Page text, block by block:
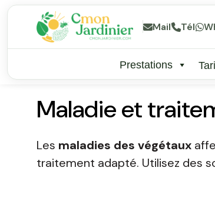
Mail Tél
Prestations
Maladie et
Les maladies des végétaux
traitement adapté. Utilisez des